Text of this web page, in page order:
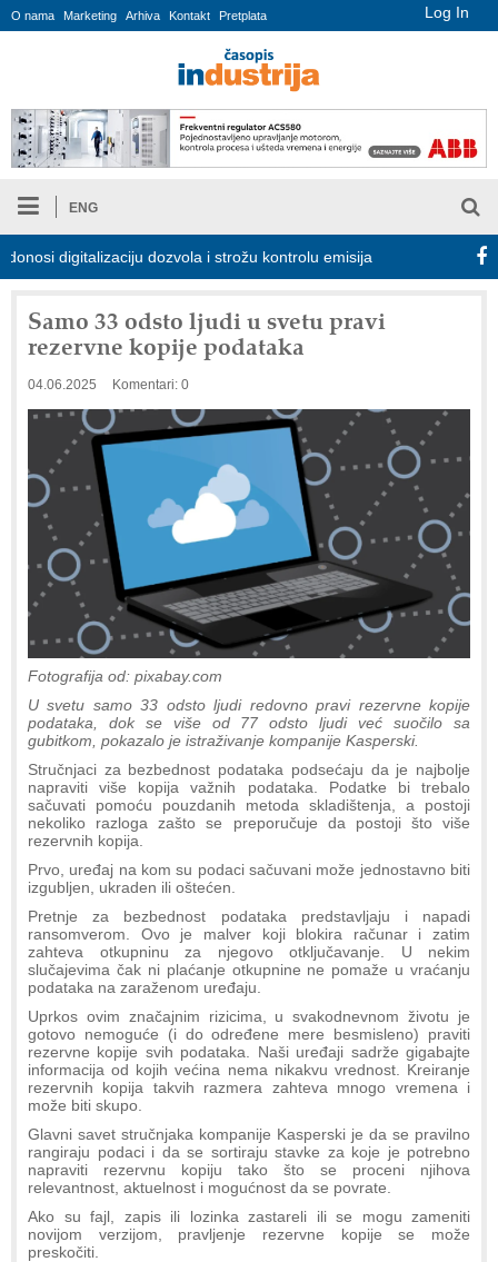
Log In
O nama Marketing Arhiva Kontakt Pretplata
ENG
digitalizaciju dozvola i strožu kontrolu emisija Proizvodnja
Samo 33 odsto ljudi u svetu pravi
rezervne kopije podataka
04.06.2025 Komentari: 0
Fotografija od: pixabay.com
U svetu samo 33 odsto ljudi redovno pravi rezervne kopije
podataka, dok se više od 77 odsto ljudi već suočilo sa
gubitkom, pokazalo je istraživanje kompanije Kasperski.
Stručnjaci za bezbednost podataka podsećaju da je najbolje
napraviti više kopija važnih podataka. Podatke bi trebalo
sačuvati pomoću pouzdanih metoda skladištenja, a postoji
nekoliko razloga zašto se preporučuje da postoji što više
rezervnih kopija.
Prvo, uređaj na kom su podaci sačuvani može jednostavno biti
izgubljen, ukraden ili oštećen.
Pretnje za bezbednost podataka predstavljaju i napadi
ransomverom. Ovo je malver koji blokira računar i zatim
zahteva otkupninu za njegovo otključavanje. U nekim
slučajevima čak ni plaćanje otkupnine ne pomaže u vraćanju
podataka na zaraženom uređaju.
Uprkos ovim značajnim rizicima, u svakodnevnom životu je
gotovo nemoguće (i do određene mere besmisleno) praviti
rezervne kopije svih podataka. Naši uređaji sadrže gigabajte
informacija od kojih većina nema nikakvu vrednost. Kreiranje
rezervnih kopija takvih razmera zahteva mnogo vremena i
može biti skupo.
Glavni savet stručnjaka kompanije Kasperski je da se pravilno
rangiraju podaci i da se sortiraju stavke za koje je potrebno
napraviti rezervnu kopiju tako što se proceni njihova
relevantnost, aktuelnost i mogućnost da se povrate.
Ako su fajl, zapis ili lozinka zastareli ili se mogu zameniti
novijom verzijom, pravljenje rezervne kopije se može
preskočiti.